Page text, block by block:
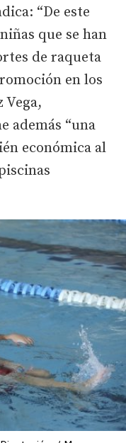
“De este
que se han
de raqueta
en los
Vega,
además “una
económica al